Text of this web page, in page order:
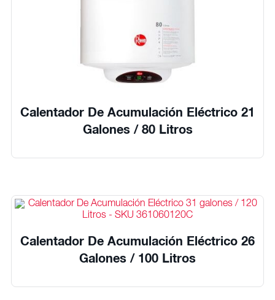
Calentador De Acumulación Eléctrico 21
Galones / 80 Litros
Calentador De Acumulación Eléctrico 26
Galones / 100 Litros